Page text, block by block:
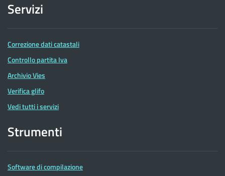
Servizi
Correzione dati catastali
Controllo partita Iva
Archivio Vies
Verifica glifo
Vedi tutti i servizi
Strumenti
Software di compilazione